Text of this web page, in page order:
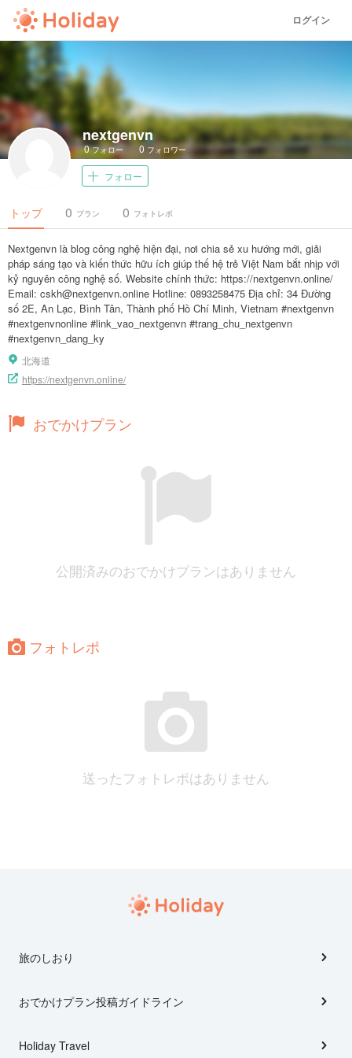
ログイン
nextgenvn
0フォロー 0 フォロワー
フォロー
トップ プラン
0 フォトレポ
0
Nextgenvn là blog công nghệ hiện đại, nơi chia sẻ xu hướng mới, giải
pháp sáng tạo và kiến thức hữu ích giúp thế hệ trẻ Việt Nam bắt nhịp với
kỷ nguyên công nghệ số. Website chính thức: https://nextgenvn.online/
Email: cskh@nextgenvn.online Hotline: 0893258475 Địa chỉ: 34 Đường
số 2E, An Lạc, Bình Tân, Thành phố Hồ Chí Minh, Vietnam #nextgenvn
#nextgenvnonline #link_vao_nextgenvn #trang_chu_nextgenvn
#nextgenvn_dang_ky
北海道
https://nextgenvn.online/
おでかけプラン
公開済みのおでかけプランはありません
フォトレポ
送ったフォトレポはありません
旅のしおり
おでかけプラン投稿ガイドライン
Holiday Travel